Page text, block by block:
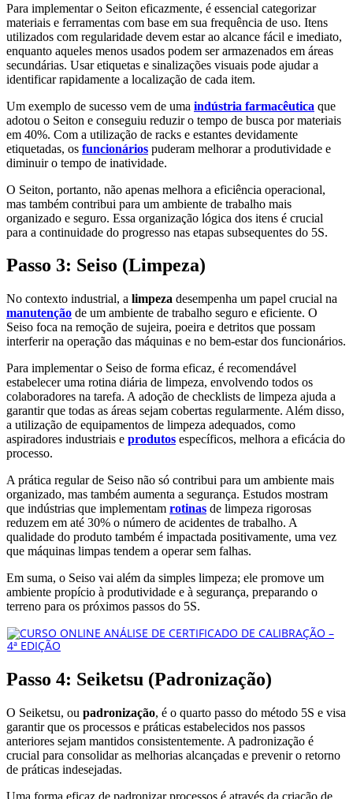
Para implementar o Seiton eficazmente, é essencial categorizar
materiais e ferramentas com base em sua frequência de uso. Itens
utilizados com regularidade devem estar ao alcance fácil e imediato,
enquanto aqueles menos usados podem ser armazenados em áreas
secundárias. Usar etiquetas e sinalizações visuais pode ajudar a
identificar rapidamente a localização de cada item.
Um exemplo de sucesso vem de uma indústria farmacêutica que
adotou o Seiton e conseguiu reduzir o tempo de busca por materiais
em 40%. Com a utilização de racks e estantes devidamente
etiquetadas, os funcionários puderam melhorar a produtividade e
diminuir o tempo de inatividade.
O Seiton, portanto, não apenas melhora a eficiência operacional,
mas também contribui para um ambiente de trabalho mais
organizado e seguro. Essa organização lógica dos itens é crucial
para a continuidade do progresso nas etapas subsequentes do 5S.
Passo 3: Seiso (Limpeza)
No contexto industrial, a limpeza desempenha um papel crucial na
manutenção de um ambiente de trabalho seguro e eficiente. O
Seiso foca na remoção de sujeira, poeira e detritos que possam
interferir na operação das máquinas e no bem-estar dos funcionários.
Para implementar o Seiso de forma eficaz, é recomendável
estabelecer uma rotina diária de limpeza, envolvendo todos os
colaboradores na tarefa. A adoção de checklists de limpeza ajuda a
garantir que todas as áreas sejam cobertas regularmente. Além disso,
a utilização de equipamentos de limpeza adequados, como
aspiradores industriais e produtos específicos, melhora a eficácia do
processo.
A prática regular de Seiso não só contribui para um ambiente mais
organizado, mas também aumenta a segurança. Estudos mostram
que indústrias que implementam rotinas de limpeza rigorosas
reduzem em até 30% o número de acidentes de trabalho. A
qualidade do produto também é impactada positivamente, uma vez
que máquinas limpas tendem a operar sem falhas.
Em suma, o Seiso vai além da simples limpeza; ele promove um
ambiente propício à produtividade e à segurança, preparando o
terreno para os próximos passos do 5S.
Passo 4: Seiketsu (Padronização)
O Seiketsu, ou padronização, é o quarto passo do método 5S e visa
garantir que os processos e práticas estabelecidos nos passos
anteriores sejam mantidos consistentemente. A padronização é
crucial para consolidar as melhorias alcançadas e prevenir o retorno
de práticas indesejadas.